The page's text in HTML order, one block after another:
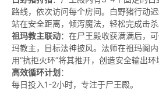
路线，依次访问每个房间。白野猪行动
站在安全距离，倾泻魔法，轻松完成击杀
祖玛教主联动：在尸王殿收获满满后，
玛教主，目标法神披风。法师在祖玛阁
用“抗拒火环”将其推开，创造安全输出环
高效循环计划 ：
每日投入1-2小时，专注于尸王殿。